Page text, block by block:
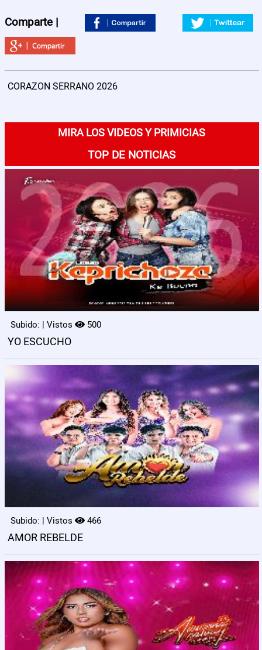
Comparte |
CORAZON SERRANO 2026
MIRA LOS VIDEOS Y PRIMICIAS
TOP DE NOTICIAS
Subido: | Vistos 500
YO ESCUCHO
Subido: | Vistos 466
AMOR REBELDE